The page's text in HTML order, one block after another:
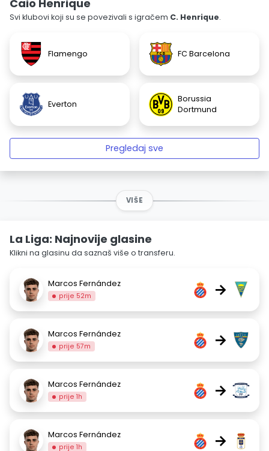
Caio Henrique
Svi klubovi koji su se povezivali s igračem C. Henrique.
Flamengo FC Barcelona
Everton
Borussia
Dortmund
Pregledaj sve
VIŠE
La Liga: Najnovije glasine
Klikni na glasinu da saznaš više o transferu.
Marcos Fernández
prije 52m →
Marcos Fernández
prije 57m →
Marcos Fernández
prije 1h →
Marcos Fernández
prije 1h →